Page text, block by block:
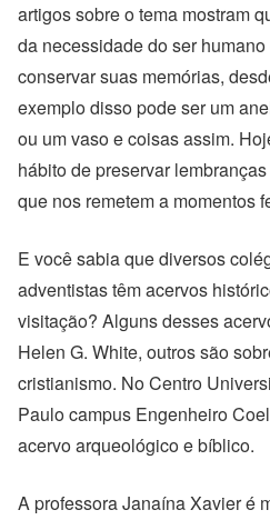
artigos sobre o tema mostram
da necessidade do ser
conservar suas memórias,
exemplo disso pode ser um
ou um vaso e coisas assim.
hábito de preservar
que nos remetem a momentos
E você sabia que diversos
adventistas têm acervos
visitação? Alguns desses
Helen G. White, outros são
cristianismo. No Centro
Paulo campus Engenheiro
acervo arqueológico e bíblico.
A professora Janaína Xavier é